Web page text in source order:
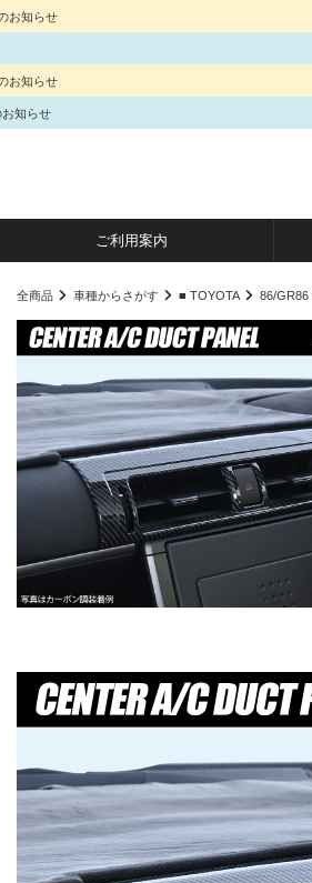
お知らせ
お知らせ
知らせ
ご利用案内
全商品 車種からさがす ■ TOYOTA 86/GR86